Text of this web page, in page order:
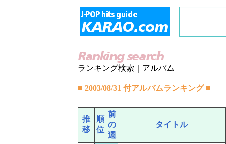
ランキング検索｜アルバム
■ 2003/08/31 付アルバムランキング ■
推
移
順
位
前
の
週
タイトル